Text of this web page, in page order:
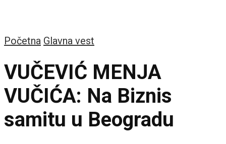
Početna Glavna vest
VUČEVIĆ MENJA
VUČIĆA: Na Biznis
samitu u Beogradu